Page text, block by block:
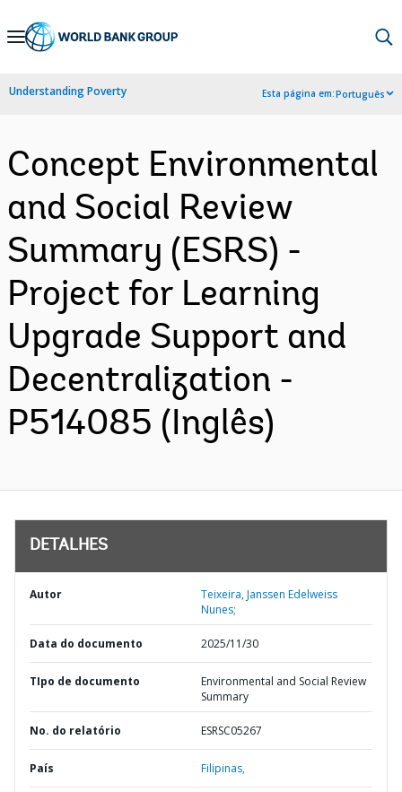
Skip
Navigation
Understanding Poverty Esta página em:Português
Concept Environmental
and Social Review
Summary (ESRS) -
Project for Learning
Upgrade Support and
Decentralization -
P514085 (Inglês)
DETALHES
Autor
Teixeira, Janssen Edelweiss
Nunes;
Data do documento 2025/11/30
TIpo de documento
Environmental and Social Review
Summary
No. do relatório ESRSC05267
País Filipinas,